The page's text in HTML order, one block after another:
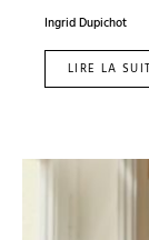
Ingrid Dupichot
LIRE LA